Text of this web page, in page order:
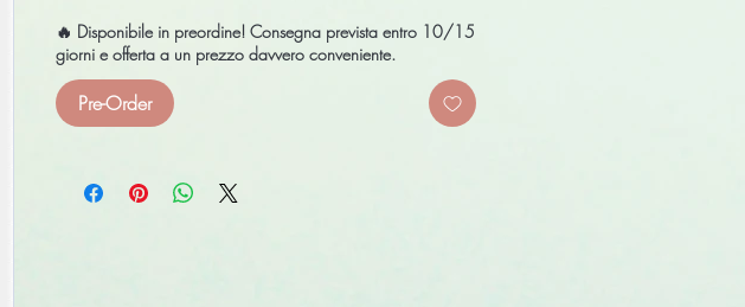
🔥 Disponibile in preordine! Consegna prevista entro 10/15
giorni e offerta a un prezzo davvero conveniente.
Pre-Order